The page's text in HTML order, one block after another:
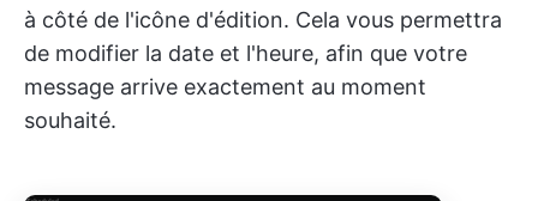
à côté de l'icône d'édition. Cela vous permettra
de modifier la date et l'heure, afin que votre
message arrive exactement au moment
souhaité.